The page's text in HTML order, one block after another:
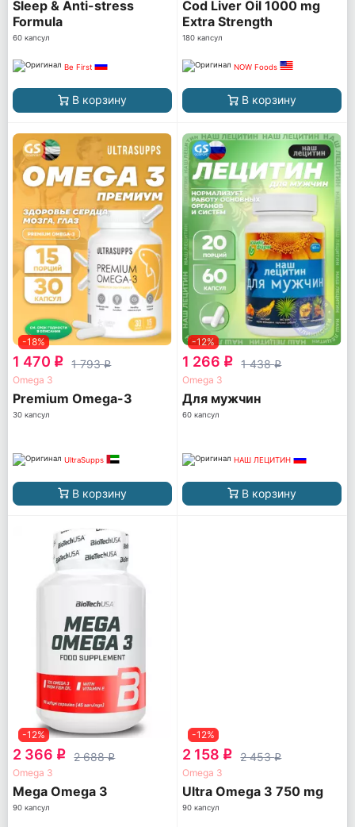
Sleep & Anti-stress
Formula
60 капсул
Be First
В корзину
Cod Liver Oil 1000 mg
Extra Strength
180 капсул
NOW Foods
В корзину
-18%
1 470 q 1 793q
Omega 3
Premium Omega-3
30 капсул
UltraSupps
В корзину
-12%
1 266 q 1 438q
Omega 3
Для мужчин
60 капсул
НАШ ЛЕЦИТИН
В корзину
-12%
2 366 q 2 688q
Omega 3
Mega Omega 3
90 капсул
-12%
2 158 q 2 453q
Omega 3
Ultra Omega 3 750 mg
90 капсул